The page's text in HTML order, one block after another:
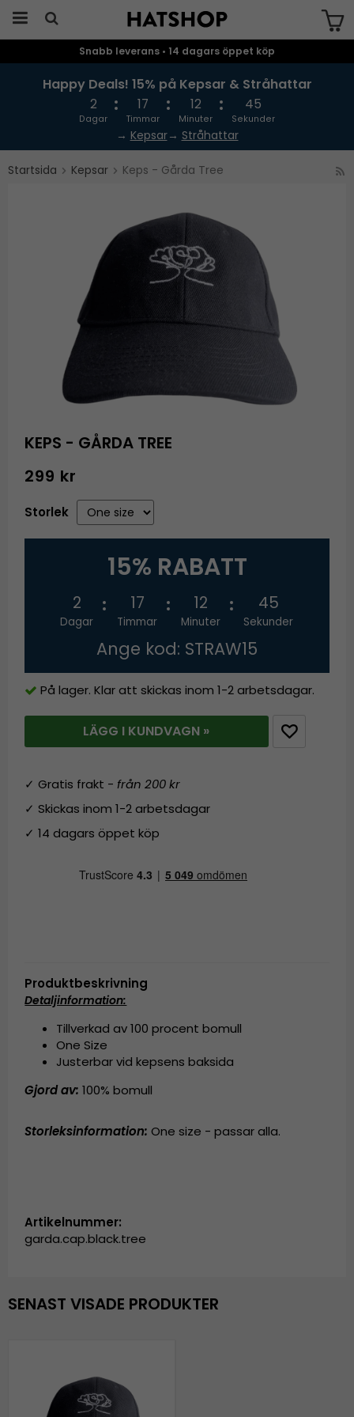
Snabb leverans • 14 dagars öppet köp
Happy Deals! 15% på Kepsar & Stråhattar
2
Dagar
17
Timmar
12
Minuter
45
Sekunder
→ Kepsar→ Stråhattar
Startsida Kepsar Keps - Gårda Tree
KEPS - GÅRDA TREE
299 kr
Storlek
15% RABATT
2
Dagar
17
Timmar
12
Minuter
45
Sekunder
Ange kod: STRAW15
På lager. Klar att skickas inom 1-2 arbetsdagar.
LÄGG I KUNDVAGN »
✓ Gratis frakt -från 200 kr
✓ Skickas inom 1-2 arbetsdagar
✓ 14 dagars öppet köp
Produktbeskrivning
Detaljinformation:
Tillverkad av 100 procent bomull
One Size
Justerbar vid kepsens baksida
Gjord av: 100% bomull
Storleksinformation: One size - passar alla.
Artikelnummer:
garda.cap.black.tree
SENAST VISADE PRODUKTER